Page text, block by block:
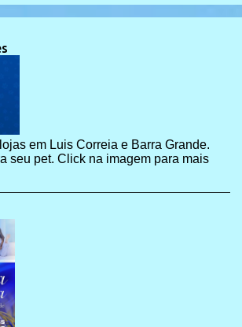
em Luis Correia e Barra Grande.
seu pet. Click na imagem para mais